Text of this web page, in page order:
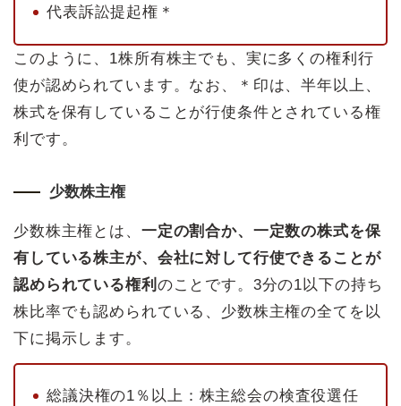
代表訴訟提起権＊
このように、1株所有株主でも、実に多くの権利行
使が認められています。なお、＊印は、半年以上、
株式を保有していることが行使条件とされている権
利です。
少数株主権
少数株主権とは、 一定の割合か、一定数の株式を保
有している株主が、会社に対して行使できることが
認められている権利 のことです。3分の1以下の持ち
株比率でも認められている、少数株主権の全てを以
下に掲示します。
総議決権の1％以上：株主総会の検査役選任